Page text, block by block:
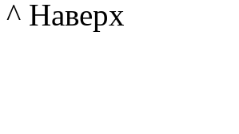
^ Наверх